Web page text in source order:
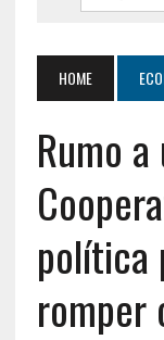
HOME
Rumo a
política
romper